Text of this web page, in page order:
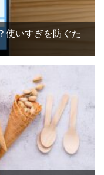
使いすぎを防ぐた